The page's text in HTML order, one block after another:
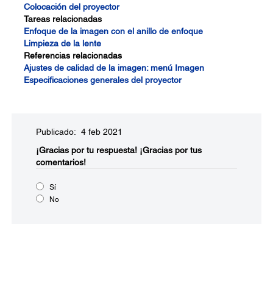
Colocación del proyector
Tareas relacionadas
Enfoque de la imagen con el anillo de enfoque
Limpieza de la lente
Referencias relacionadas
Ajustes de calidad de la imagen: menú Imagen
Especificaciones generales del proyector
Publicado: 4 feb 2021
¡Gracias por tu respuesta! ¡Gracias por tus
comentarios!
Sí
No